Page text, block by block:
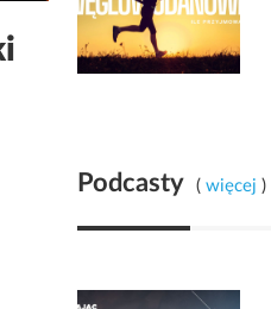
Podcasty ( więcej )